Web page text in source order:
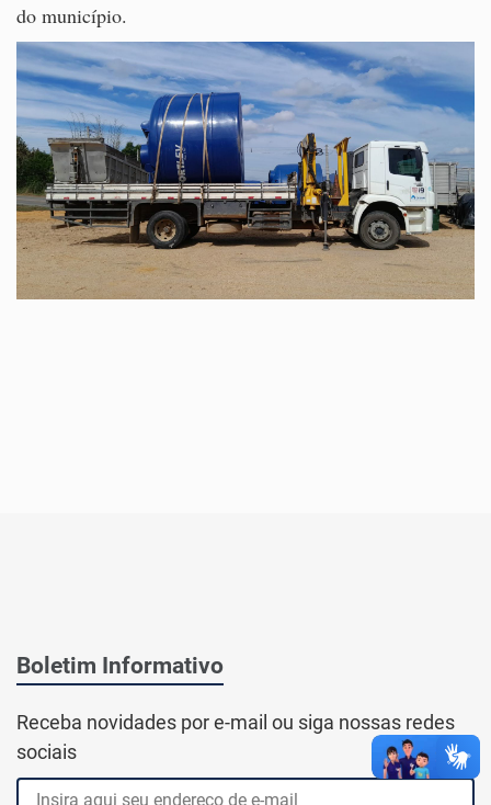
do município.
Boletim Informativo
Receba novidades por e-mail ou siga nossas redes
sociais